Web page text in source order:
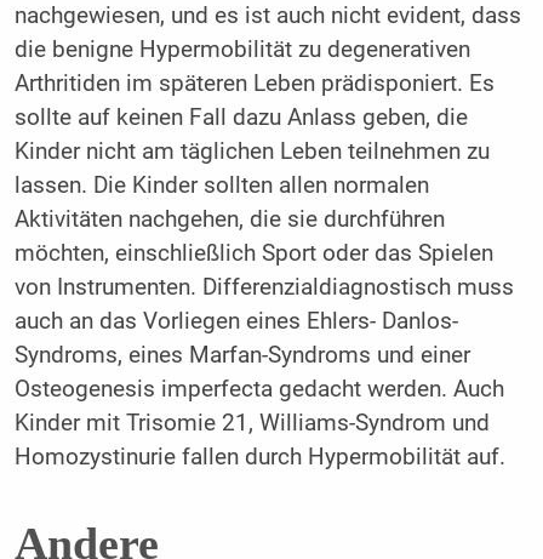
nachgewiesen, und es ist auch nicht evident, dass
die benigne Hypermobilität zu degenerativen
Arthritiden im späteren Leben prädisponiert. Es
sollte auf keinen Fall dazu Anlass geben, die
Kinder nicht am täglichen Leben teilnehmen zu
lassen. Die Kinder sollten allen normalen
Aktivitäten nachgehen, die sie durchführen
möchten, einschließlich Sport oder das Spielen
von Instrumenten. Differenzialdiagnostisch muss
auch an das Vorliegen eines Ehlers- Danlos-
Syndroms, eines Marfan-Syndroms und einer
Osteogenesis imperfecta gedacht werden. Auch
Kinder mit Trisomie 21, Williams-Syndrom und
Homozystinurie fallen durch Hypermobilität auf.
Andere